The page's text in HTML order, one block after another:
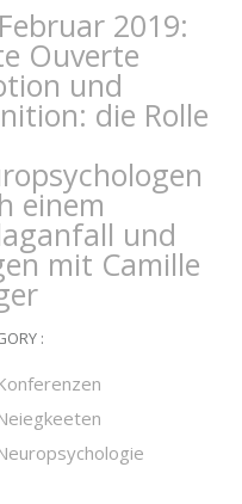
2019:
Ouverte
und
die Rolle
einem
und
mit Camille
: